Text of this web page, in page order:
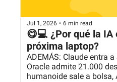
Jul 1, 2026 • 6 min read
😋💻 ¿Por qué la IA
próxima laptop?
ADEMÁS: Claude entra
Oracle admite 21.000
humanoide sale a bolsa,